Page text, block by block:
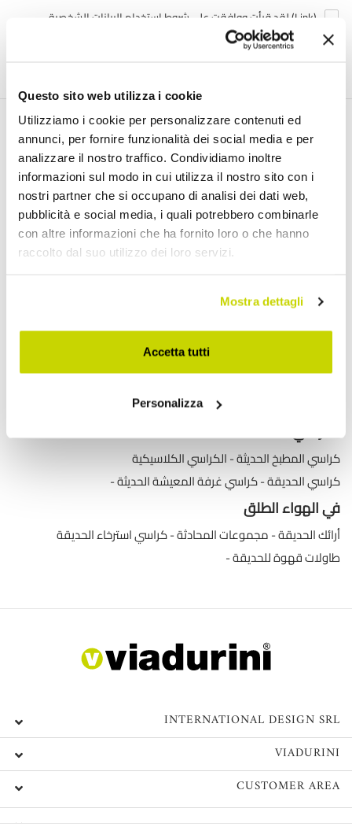
Questo sito web utilizza i cookie
Utilizziamo i cookie per personalizzare contenuti ed
annunci, per fornire funzionalità dei social media e per
analizzare il nostro traffico. Condividiamo inoltre
informazioni sul modo in cui utilizza il nostro sito con i
nostri partner che si occupano di analisi dei dati web,
pubblicità e social media, i quali potrebbero combinarle
con altre informazioni che ha fornito loro o che hanno
raccolto dal suo utilizzo dei loro servizi.
Mostra dettagli
Accetta tutti
Personalizza
لقد قرأت ووافقت على شروط استخدام البيانات الشخصية (Link)
اكتشف منتجاتنا
طاولات قابلة للتمديد
طاولات قابلة للتمديد مع أسطح سيراميك
طاولات طعام خشبية قابلة للتمديد
طاولات وحدة التحكم القابلة للتمديد
طاولات حديثة
موائد مستديرة
تحويل الجداول طاولات توليب
الكراسي
الكراسي الكلاسيكية كراسي المطبخ الحديثة
كراسي غرفة المعيشة الحديثة كراسي الحديقة
في الهواء الطلق
كراسي استرخاء الحديقة مجموعات المحادثة أرائك الحديقة
طاولات قهوة للحديقة
INTERNATIONAL DESIGN SRL
VIADURINI
CUSTOMER AREA